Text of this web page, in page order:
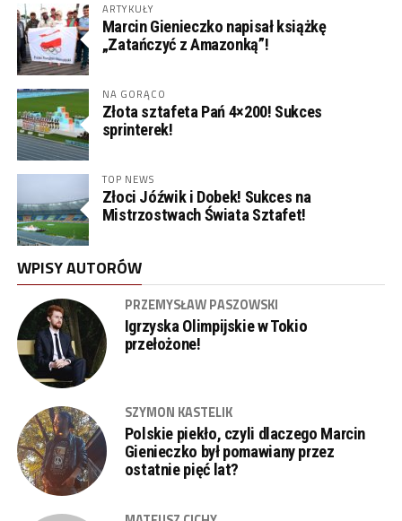
ARTYKUŁY
Marcin Gienieczko napisał książkę
„Zatańczyć z Amazonką”!
NA GORĄCO
Złota sztafeta Pań 4×200! Sukces
sprinterek!
TOP NEWS
Złoci Jóźwik i Dobek! Sukces na
Mistrzostwach Świata Sztafet!
WPISY AUTORÓW
PRZEMYSŁAW PASZOWSKI
Igrzyska Olimpijskie w Tokio
przełożone!
SZYMON KASTELIK
Polskie piekło, czyli dlaczego Marcin
Gienieczko był pomawiany przez
ostatnie pięć lat?